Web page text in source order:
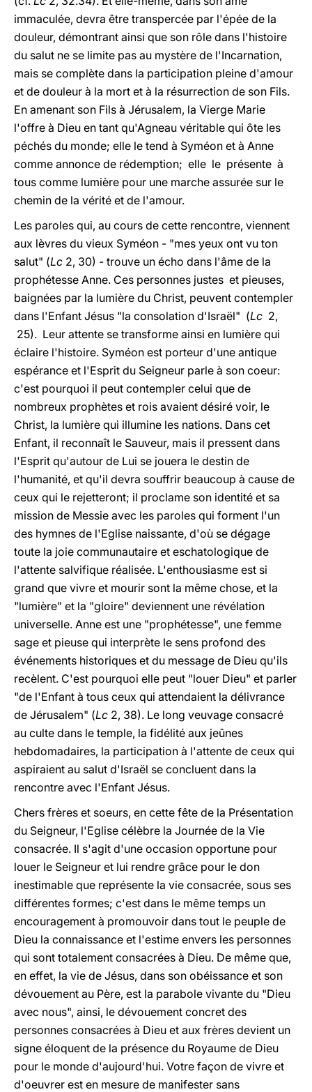
immaculée, devra être transpercée par l'épée de la
douleur, démontrant ainsi que son rôle dans l'histoire
du salut ne se limite pas au mystère de l'Incarnation,
mais se complète dans la participation pleine d'amour
et de douleur à la mort et à la résurrection de son Fils.
En amenant son Fils à Jérusalem, la Vierge Marie
l'offre à Dieu en tant qu'Agneau véritable qui ôte les
péchés du monde; elle le tend à Syméon et à Anne
comme annonce de rédemption; elle le présente à
tous comme lumière pour une marche assurée sur le
chemin de la vérité et de l'amour.
Les paroles qui, au cours de cette rencontre, viennent
aux lèvres du vieux Syméon - "mes yeux ont vu ton
salut" (Lc 2, 30) - trouve un écho dans l'âme de la
prophétesse Anne. Ces personnes justes et pieuses,
baignées par la lumière du Christ, peuvent contempler
dans l'Enfant Jésus "la consolation d'Israël" (Lc 2,
25). Leur attente se transforme ainsi en lumière qui
éclaire l'histoire. Syméon est porteur d'une antique
espérance et l'Esprit du Seigneur parle à son coeur:
c'est pourquoi il peut contempler celui que de
nombreux prophètes et rois avaient désiré voir, le
Christ, la lumière qui illumine les nations. Dans cet
Enfant, il reconnaît le Sauveur, mais il pressent dans
l'Esprit qu'autour de Lui se jouera le destin de
l'humanité, et qu'il devra souffrir beaucoup à cause de
ceux qui le rejetteront; il proclame son identité et sa
mission de Messie avec les paroles qui forment l'un
des hymnes de l'Eglise naissante, d'où se dégage
toute la joie communautaire et eschatologique de
l'attente salvifique réalisée. L'enthousiasme est si
grand que vivre et mourir sont la même chose, et la
"lumière" et la "gloire" deviennent une révélation
universelle. Anne est une "prophétesse", une femme
sage et pieuse qui interprète le sens profond des
événements historiques et du message de Dieu qu'ils
recèlent. C'est pourquoi elle peut "louer Dieu" et parler
"de l'Enfant à tous ceux qui attendaient la délivrance
de Jérusalem" (Lc 2, 38). Le long veuvage consacré
au culte dans le temple, la fidélité aux jeûnes
hebdomadaires, la participation à l'attente de ceux qui
aspiraient au salut d'Israël se concluent dans la
rencontre avec l'Enfant Jésus.
Chers frères et soeurs, en cette fête de la Présentation
du Seigneur, l'Eglise célèbre la Journée de la Vie
consacrée. Il s'agit d'une occasion opportune pour
louer le Seigneur et lui rendre grâce pour le don
inestimable que représente la vie consacrée, sous ses
différentes formes; c'est dans le même temps un
encouragement à promouvoir dans tout le peuple de
Dieu la connaissance et l'estime envers les personnes
qui sont totalement consacrées à Dieu. De même que,
en effet, la vie de Jésus, dans son obéissance et son
dévouement au Père, est la parabole vivante du "Dieu
avec nous", ainsi, le dévouement concret des
personnes consacrées à Dieu et aux frères devient un
signe éloquent de la présence du Royaume de Dieu
pour le monde d'aujourd'hui. Votre façon de vivre et
d'oeuvrer est en mesure de manifester sans